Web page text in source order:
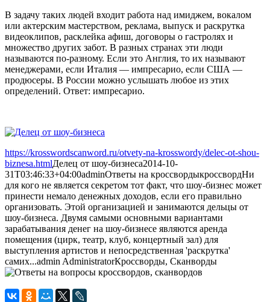
В задачу таких людей входит работа над имиджем, вокалом
или актерским мастерством, реклама, выпуск и раскрутка
видеоклипов, расклейка афиш, договоры о гастролях и
множество других забот. В разных странах эти люди
называются по-разному. Если это Англия, то их называют
менеджерами, если Италия — импресарио, если США —
продюсеры. В России можно услышать любое из этих
определений. Ответ: импресарио.
https://krosswordscanword.ru/otvety-na-krosswordy/delec-ot-shou-
biznesa.htmlДелец от шоу-бизнеса2014-10-
31T03:46:33+04:00adminОтветы на кроссвордыкроссвордНи
для кого не является секретом тот факт, что шоу-бизнес может
принести немало денежных доходов, если его правильно
организовать. Этой организацией и занимаются дельцы от
шоу-бизнеса. Двумя самыми основными вариантами
зарабатывания денег на шоу-бизнесе являются аренда
помещения (цирк, театр, клуб, концертный зал) для
выступления артистов и непосредственная 'раскрутка'
самих...admin AdministratorКроссворды, Сканворды